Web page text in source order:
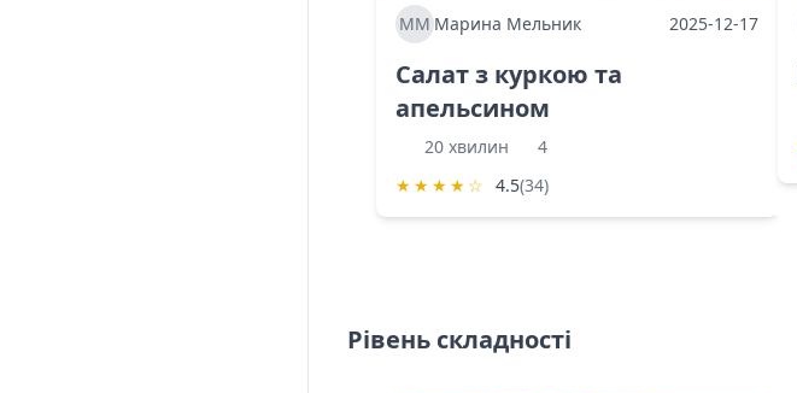
ММ Марина Мельник 2025-12-17
Салат з куркою та
апельсином
20 хвилин
4
★ ★ ★ ★ ☆ 4.5(34)
Рівень складності